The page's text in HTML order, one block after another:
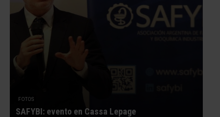
FOTOS
SAFYBI: evento en Cassa Lepage